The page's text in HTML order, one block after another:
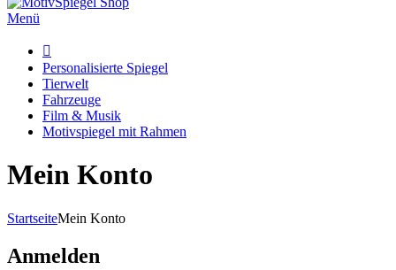
Menü
Personalisierte Spiegel
Tierwelt
Fahrzeuge
Film & Musik
Motivspiegel mit Rahmen
Mein Konto
StartseiteMein Konto
Anmelden